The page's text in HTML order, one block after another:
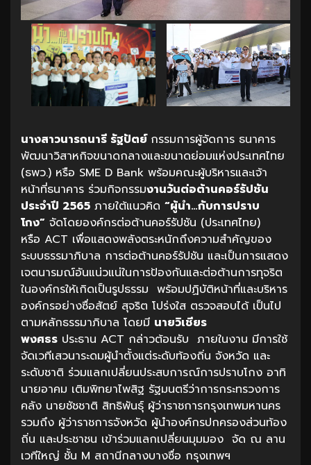
นางสาวนารถนารี รัฐปัตย์ กรรมการผู้จัดการ ธนาคาร
พัฒนาวิสาหกิจขนาดกลางและขนาดย่อมแห่งประเทศไทย
(ธพว.) หรือ SME D Bank พร้อมคณะผู้บริหารและเจ้า
หน้าที่ธนาคาร ร่วมกิจกรรมงานวันต่อต้านคอร์รัปชัน
ประจำปี 2565 ภายใต้แนวคิด “ผู้นำ…กับการปราบ
โกง” จัดโดยองค์กรต่อต้านคอร์รัปชัน (ประเทศไทย)
หรือ ACT เพื่อแสดงพลังตระหนักถึงความสำคัญของ
ระบบธรรมาภิบาล การต่อต้านคอร์รัปชัน และเป็นการแสดง
เจตนารมณ์อันแน่วแน่ในการป้องกันและต่อต้านการทุจริต
ในองค์กรให้เกิดเป็นรูปธรรม พร้อมปฏิบัติหน้าที่และบริหาร
องค์กรอย่างซื่อสัตย์ สุจริต โปร่งใส ตรวจสอบได้ เป็นไป
ตามหลักธรรมาภิบาล โดยมี นายวิเชียร
พงศธร ประธาน ACT กล่าวต้อนรับ ภายในงาน มีการใช้
จัดเวทีเสวนาระดมผู้นำตั้งแต่ระดับท้องถิ่น จังหวัด และ
ระดับชาติ ร่วมแลกเปลี่ยนประสบการณ์การปราบโกง อาทิ
นายอาคม เติมพิทยาไพสิฐ รัฐมนตรีว่าการกระทรวงการ
คลัง นายชัชชาติ สิทธิพันธุ์ ผู้ว่าราชการกรุงเทพมหานคร
รวมถึง ผู้ว่าราชการจังหวัด ผู้นำองค์กรปกครองส่วนท้อง
ถิ่น และประชาชน เข้าร่วมแลกเปลี่ยนมุมมอง จัด ณ ลาน
เวทีใหญ่ ชั้น M สถานีกลางบางซื่อ กรุงเทพฯ